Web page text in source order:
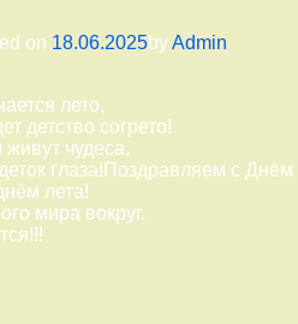
on 18.06.2025byAdmin
лето,
детство согрето!
живут чудеса,
глаза!Поздравляем с Днём
лета!
мира вокруг.